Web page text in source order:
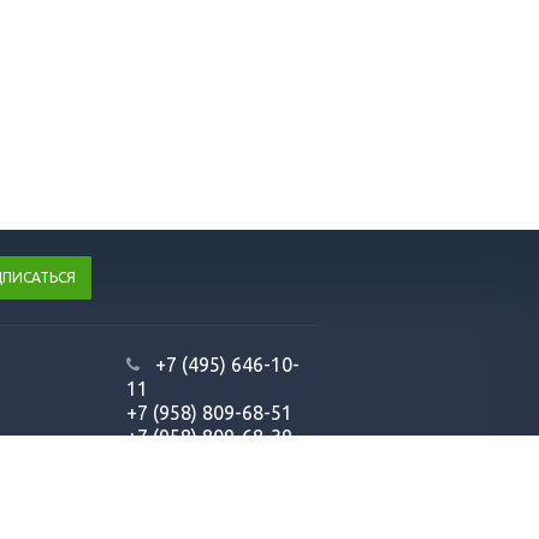
+7 (495) 646-10-
11
+7 (958) 809-68-51
+7 (958) 809-68-39